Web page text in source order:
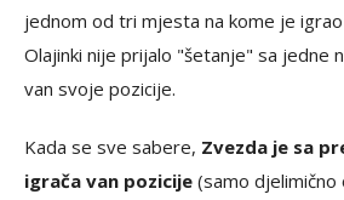
jednom od tri mjesta na kome je
Olajinki nije prijalo "šetanje" sa jedne
van svoje pozicije.
Kada se sve sabere, Zvezda je sa
igrača van pozicije (samo djelimično